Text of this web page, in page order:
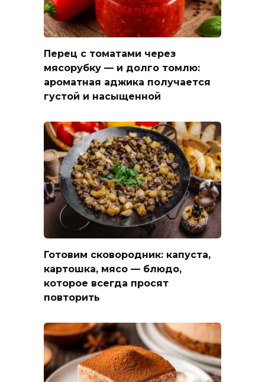
Перец с томатами через
мясорубку — и долго томлю:
ароматная аджика получается
густой и насыщенной
Готовим сковородник: капуста,
картошка, мясо — блюдо,
которое всегда просят
повторить